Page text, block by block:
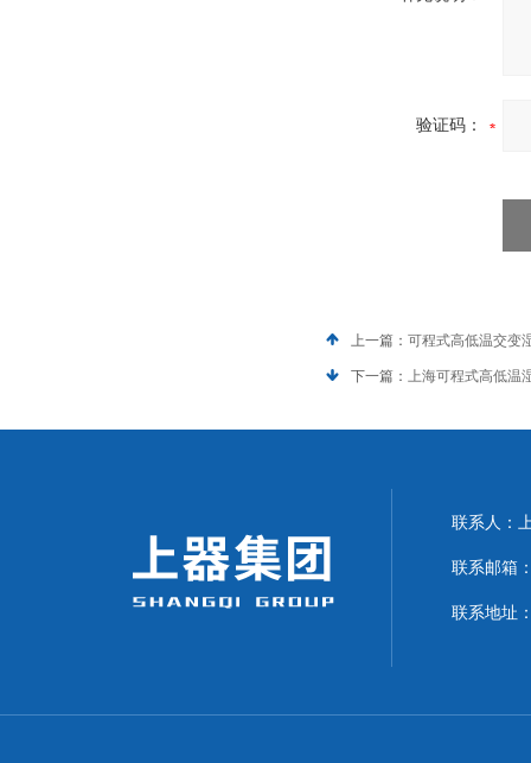
验证码：
上一篇： 可程式高低温交变
下一篇： 上海可程式高低温
联系人：
联系邮箱
联系地址